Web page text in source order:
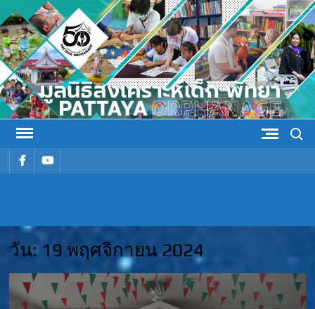
Skip
to
content
รายการรายการ
สงเคราะห์
เด็ก พัทยา
วัน: 19 พฤศจิกายน 2024